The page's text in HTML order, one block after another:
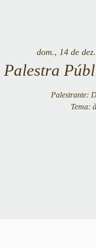
dom., 14 de dez.
Palestra
Palestrante:
Tema: